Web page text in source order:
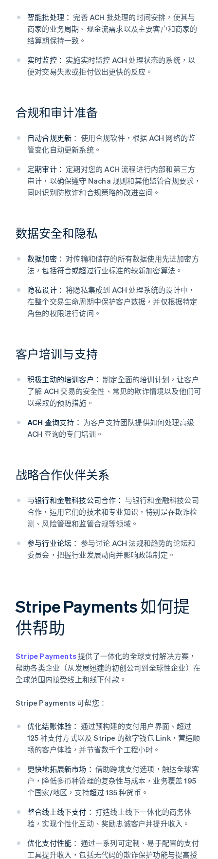
智能批处理： 完善 ACH 批处理的时间安排，使其与
商家的业务周期、现金流需求以及主要客户和商家的
结算期保持一致。
实时监控： 实施实时监控 ACH 处理状态的系统，以
便对交易失败或拒付做出更快的反应。
合规和审计准备
自动合规更新： 使用合规软件，根据 ACH 网络的监
管变化自动更新系统。
定期审计： 定期对您的 ACH 流程进行内部和第三方
审计，以确保遵守 Nacha 规则和其他监管合规要求，
同时识别防欺诈和合规策略的改进空间。
数据安全和隐私
数据加密： 对传输和储存的所有数据使用先进加密方
法，包括符合或超过行业标准的较新加密算法。
隐私设计： 将隐私集成到 ACH 处理系统的设计中，
在整个交易生命周期中保护客户数据，并仅根据特定
角色的权限进行访问。
客户培训与支持
积极主动的培训客户： 制定全面的培训计划，让客户
了解 ACH 交易的安全性、常见的欺诈情境以及他们可
以采取的预防措施。
ACH 查询支持： 为客户支持团队提供如何处理高级
ACH 查询的专门培训。
战略合作伙伴关系
与银行和金融科技公司合作： 与银行和金融科技公司
合作，运用它们的技术和专业知识，特别是在欺诈检
测、风险管理和监管合规等领域。
参与行业论坛： 参与讨论 ACH 法规和趋势的论坛和
委员会，把握行业发展动向并影响政策制定。
Stripe Payments 如何提
供帮助
Stripe Payments提供了一体化的全球支付解决方案，
帮助各类企业（从发展迅速的初创公司到全球性企业）在
全球范围内接受线上和线下付款。
Stripe Payments 可帮您：
优化结账体验： 通过预构建的支付用户界面、超过
125 种支付方式以及 Stripe 的数字钱包 Link，营造顺
畅的客户体验，并节省数千个工程小时。
更快地拓展新市场： 借助跨境支付选项，触达全球客
户，降低多币种管理的复杂性与成本，业务覆盖 195
个国家/地区，支持超过 135 种货币。
整合线上线下支付： 打造线上线下一体化的商务体
验，实现个性化互动、奖励忠诚客户并提升收入。
优化支付性能： 通过一系列可定制、易于配置的支付
工具提升收入，包括无代码的欺诈保护功能与提高授
阿联酋
爱尔兰
English